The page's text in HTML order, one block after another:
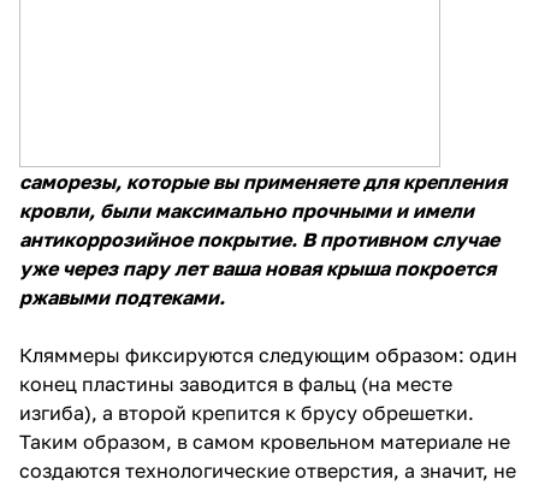
саморезы, которые вы применяете для крепления
кровли, были максимально прочными и имели
антикоррозийное покрытие. В противном случае
уже через пару лет ваша новая крыша покроется
ржавыми подтеками.
Кляммеры фиксируются следующим образом: один
конец пластины заводится в фальц (на месте
изгиба), а второй крепится к брусу обрешетки.
Таким образом, в самом кровельном материале не
создаются технологические отверстия, а значит, не